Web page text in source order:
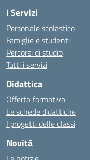
I Servizi
Personale scolastico
Famiglie e studenti
Percorsi di studio
Tutti i servizi
Didattica
Offerta formativa
Le schede didattiche
I progetti delle classi
Novità